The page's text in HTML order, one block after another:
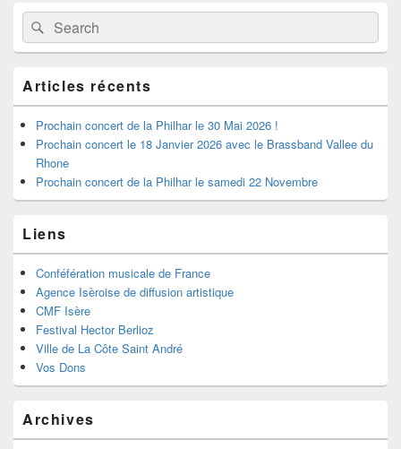
Zone
principale
de
widget
barre
latérale
Recherche :Rechercher
Articles récents
Prochain concert de la Philhar le 30 Mai 2026 !
Prochain concert le 18 Janvier 2026 avec le Brassband Vallee du
Rhone
Prochain concert de la Philhar le samedi 22 Novembre
Liens
Conféfération musicale de France
Agence Isèroise de diffusion artistique
CMF Isère
Festival Hector Berlioz
Ville de La Côte Saint André
Vos Dons
Archives